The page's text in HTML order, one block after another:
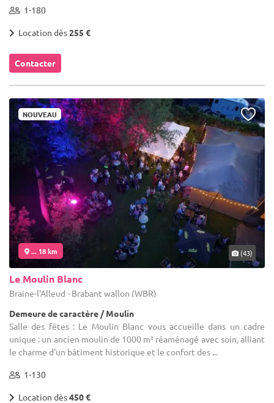
1-180
Location dès255 €
Contacter
NOUVEAU
... 18 km (43)
Le Moulin Blanc
Braine-l'Alleud - Brabant wallon (WBR)
Demeure de caractère / Moulin
Salle des fêtes : Le Moulin Blanc vous accueille dans un cadre
unique : un ancien moulin de 1000 m² réaménagé avec soin, alliant
le charme d'un bâtiment historique et le confort des ...
1-130
Location dès450 €